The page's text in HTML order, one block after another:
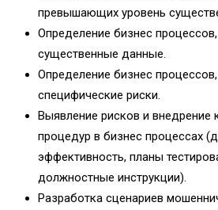
превышающих уровень
Определение бизнес
существенные данные.
Определение бизнес
специфические риски.
Выявление рисков и внедрение
процедур в бизнес процессах
эффективность, планы
должностные инструкции).
Разработка сценариев